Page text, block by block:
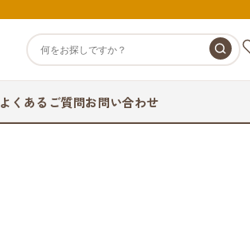
気
よくあるご質問お問い合わせ